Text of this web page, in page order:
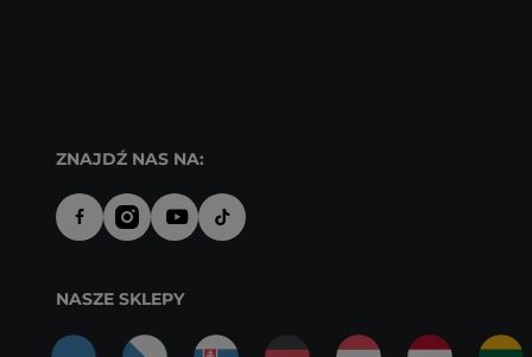
ZNAJDŹ NAS NA:
NASZE SKLEPY